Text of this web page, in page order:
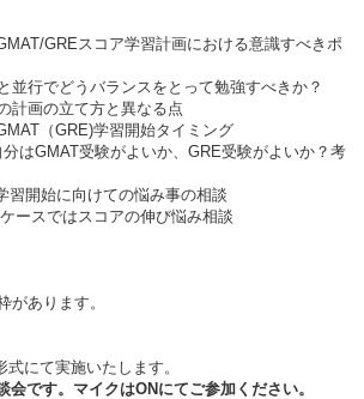
GREスコア学習計画における意識すべきポ
並行でどうバランスをとって勉強すべきか？
計画の立て方と異なる点
（GRE)学習開始タイミング
はGMAT受験がよいか、GRE受験がよいか？考
習開始に向けての悩み事の相談
ースではスコアの伸び悩み相談
あります。
にて実施いたします。
です。マイクはONにてご参加ください。